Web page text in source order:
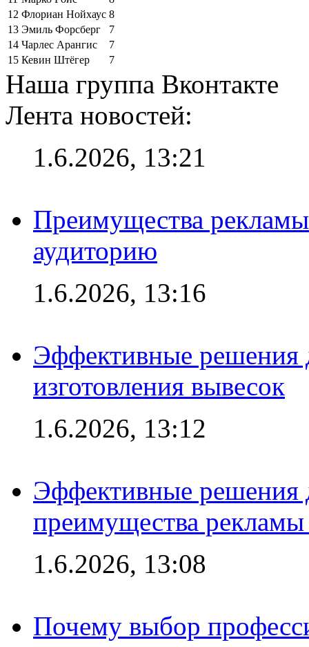
12 Флориан Нойхаус 8
13 Эмиль Форсберг
7
14 Чарлес Арангис
7
15 Кевин Штёгер 7
Наша группа Вконтакте
Лента новостей:
1.6.2026, 13:21
Преимущества
аудиторию
1.6.2026, 13:16
Эффективные решения
изготовления вывесок
1.6.2026, 13:12
Эффективные решения
преимущества рекламы
1.6.2026, 13:08
Почему выбор